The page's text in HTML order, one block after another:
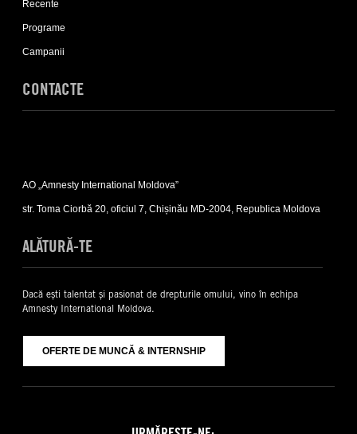
sub-
list
Recente
Programe
Campanii
CONTACTE
Contacte
sub-
list
AO „Amnesty International Moldova”
str. Toma Ciorbă 20, oficiul 7, Chișinău MD-2004, Republica Moldova
ALĂTURĂ-TE
Dacă ești talentat și pasionat de drepturile omului, vino în echipa
Amnesty International Moldova.
OFERTE DE MUNCĂ & INTERNSHIP